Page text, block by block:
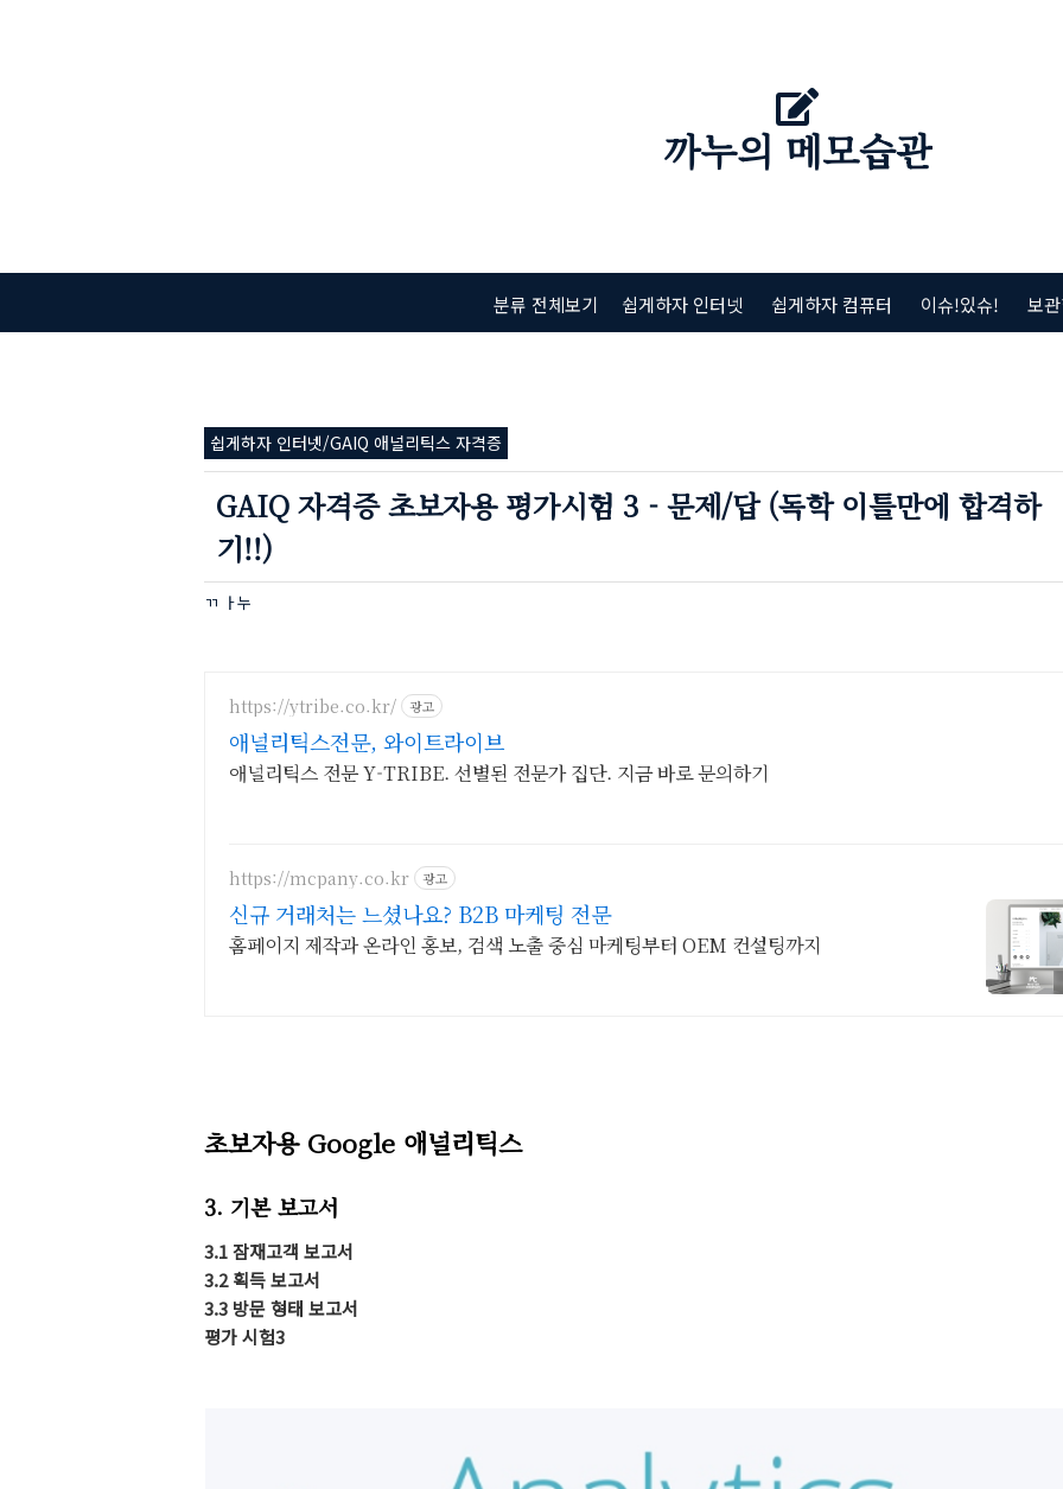
까누의 메모습관
분류 전체보기 쉽게하자 인터넷 쉽게하자 컴퓨터 이슈!있슈! 보
쉽게하자 인터넷/GAIQ 애널리틱스 자격증
GAIQ 자격증 초보자용 평가시험 3 - 문제/답 (독학 이틀만에 합격하
기!!)
ㄲ ㅏ누
https://ytribe.co.kr/ 광고
애널리틱스전문, 와이트라이브
애널리틱스 전문 Y-TRIBE. 선별된 전문가 집단. 지금 바로 문의하기
https://mcpany.co.kr 광고
신규 거래처는 느셨나요? B2B 마케팅 전문
홈페이지 제작과 온라인 홍보, 검색 노출 중심 마케팅부터 OEM 컨설팅까지
초보자용 Google 애널리틱스
3. 기본 보고서
3.1 잠재고객 보고서
3.2 획득 보고서
3.3 방문 형태 보고서
평가 시험3